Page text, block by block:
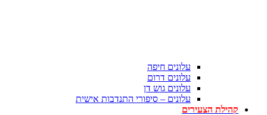
עלונים חיפה
עלונים דרום
עלונים גוש דן
עלונים – סיפורי התנדבות אישית
קהילת הצעירים